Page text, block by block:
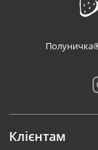
Клієнтам